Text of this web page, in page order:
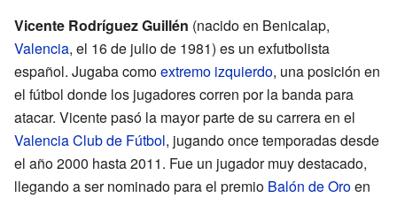
Vicente Rodríguez Guillén (nacido en Benicalap,
Valencia, el 16 de julio de 1981) es un exfutbolista
español. Jugaba comoextremo izquierdo, una posición en
el fútbol donde los jugadores corren por la banda para
atacar. Vicente pasó la mayor parte de su carrera en el
Valencia Club de Fútbol, jugando once temporadas desde
el año 2000 hasta 2011. Fue un jugador muy destacado,
llegando a ser nominado para el premio Balón de Oroen